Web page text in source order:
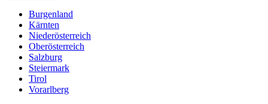
Burgenland
Kärnten
Niederösterreich
Oberösterreich
Salzburg
Steiermark
Tirol
Vorarlberg